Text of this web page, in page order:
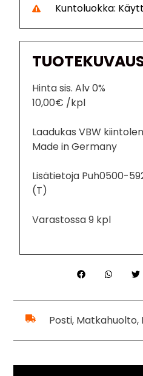
Kuntoluokka:
Hinta sis. Alv 0%
10,00€ /kpl
Laadukas VBW
Made in Germany
Lisätietoja Puh0500-
(T)
Varastossa 9 kpl
Posti, Matkahuolto,